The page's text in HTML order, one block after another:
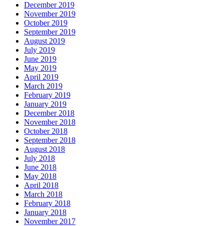
December 2019
November 2019
October 2019
September 2019
August 2019
July 2019
June 2019
May 2019
April 2019
March 2019
February 2019
January 2019
December 2018
November 2018
October 2018
September 2018
August 2018
July 2018
June 2018
May 2018
April 2018
March 2018
February 2018
January 2018
November 2017